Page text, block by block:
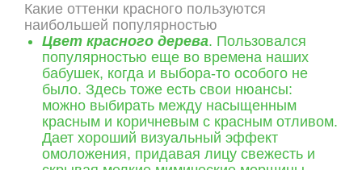
Какие оттенки красного пользуются
наибольшей популярностью
Цвет красного дерева. Пользовался
популярностью еще во времена наших
бабушек, когда и выбора-то особого не
было. Здесь тоже есть свои нюансы:
можно выбирать между насыщенным
красным и коричневым с красным отливом.
Дает хороший визуальный эффект
омоложения, придавая лицу свежесть и